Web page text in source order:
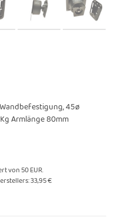
45ø
Armlänge 80mm
von 50 EUR.
:33,95 €